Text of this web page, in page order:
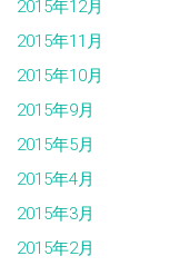
2015年12月
2015年11月
2015年10月
2015年9月
2015年5月
2015年4月
2015年3月
2015年2月